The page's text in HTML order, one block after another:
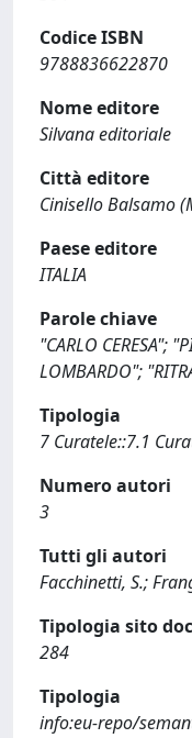
Codice ISBN
9788836622870
Nome editore
Silvana editoriale
Città editore
Cinisello Balsamo
Paese editore
ITALIA
Parole chiave
"CARLO CERESA";
LOMBARDO";
Tipologia
7 Curatele::7.1
Numero autori
3
Tutti gli autori
Facchinetti, S.;
Tipologia sito
284
Tipologia
info:eu-repo/